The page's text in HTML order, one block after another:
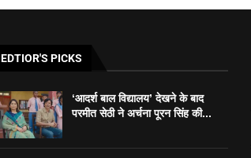
EDTIOR'S PICKS
‘आदर्श बाल विद्यालय’ देखने के बाद
परमीत सेठी ने अर्चना पूरन सिंह की...